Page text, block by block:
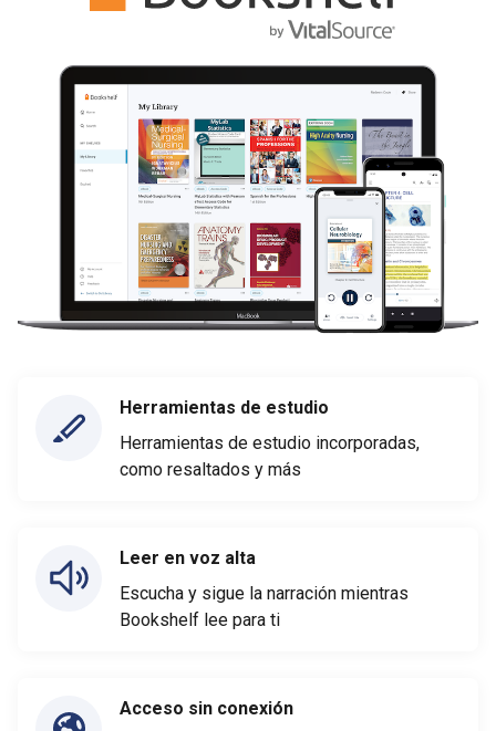
Herramientas de estudio
Herramientas de estudio incorporadas,
como resaltados y más
Leer en voz alta
Escucha y sigue la narración mientras
Bookshelf lee para ti
Acceso sin conexión